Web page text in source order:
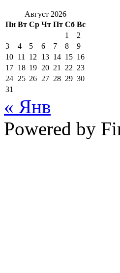
Август 2026
Пн Вт Ср Чт Пт Сб Вс
1
2
3
4 5 6 7 8
9
10 11 12 13 14 15 16
17 18 19 20 21 22 23
24 25 26 27 28 29 30
31
« Янв
Powered by